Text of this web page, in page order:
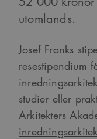
utomlands.
Josef Franks
resestipendium
studier eller
Arkitekters